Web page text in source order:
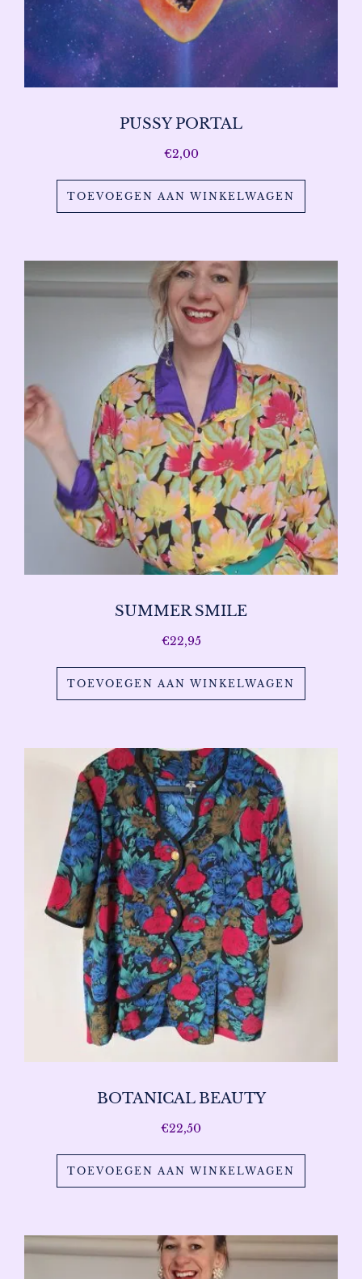
PUSSY PORTAL
€2,00
TOEVOEGEN AAN WINKELWAGEN
SUMMER SMILE
€22,95
TOEVOEGEN AAN WINKELWAGEN
BOTANICAL BEAUTY
€22,50
TOEVOEGEN AAN WINKELWAGEN